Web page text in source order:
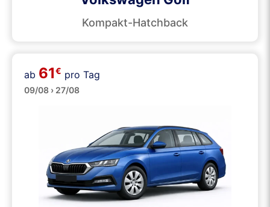
Kompakt-Hatchback
Kombis
ab 61€ pro Tag
09/08 › 27/08